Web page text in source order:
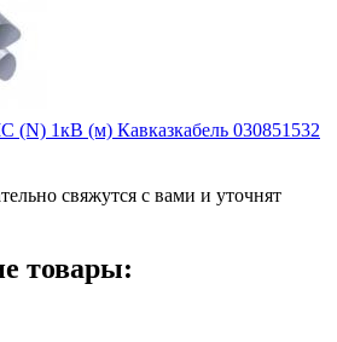
1кВ (м) Кавказкабель 030851532
свяжутся с вами и уточнят
товары: